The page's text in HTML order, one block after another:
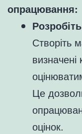
опрацювання:
Створіть
визначені
Це
оцінок.